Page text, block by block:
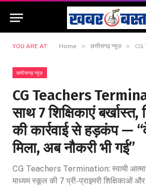
YOU ARE AT: Home » छत्तीसगढ़ न्यूज़ » CG Teachers
छत्तीसगढ़ न्यूज़
CG Teachers
साथ 7 शिक्षिकाएं बर्खास्त,
की कार्रवाई से हड़कंप —
मिला, अब नौकरी भी गई”
CG Teachers Termination: स्वामी
माध्यम स्कूल की 7 प्री-प्राइमरी शिक्षिकाओं